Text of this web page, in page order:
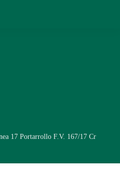
17 Portarrollo F.V. 167/17 Cr